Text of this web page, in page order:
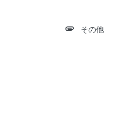
attachment その他